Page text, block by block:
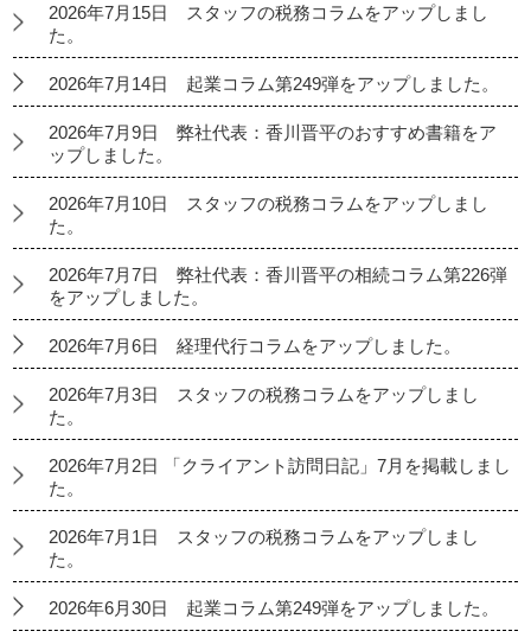
2026年7月15日 スタッフの税務コラムをアップしまし
た。
2026年7月14日 起業コラム第249弾をアップしました。
2026年7月9日 弊社代表：香川晋平のおすすめ書籍をア
ップしました。
2026年7月10日 スタッフの税務コラムをアップしまし
た。
2026年7月7日 弊社代表：香川晋平の相続コラム第226弾
をアップしました。
2026年7月6日 経理代行コラムをアップしました。
2026年7月3日 スタッフの税務コラムをアップしまし
た。
2026年7月2日 「クライアント訪問日記」7月を掲載しまし
た。
2026年7月1日 スタッフの税務コラムをアップしまし
た。
2026年6月30日 起業コラム第249弾をアップしました。